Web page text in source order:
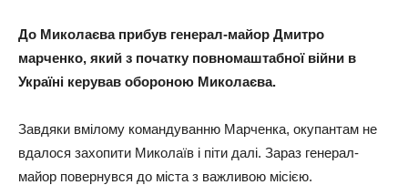
До Миколаєва прибув генерал-майор Дмитро
марченко, який з початку повномаштабної війни в
Україні керував обороною Миколаєва.
Завдяки вмілому командуванню Марченка, окупантам не
вдалося захопити Миколаїв і піти далі. Зараз генерал-
майор повернувся до міста з важливою місією.